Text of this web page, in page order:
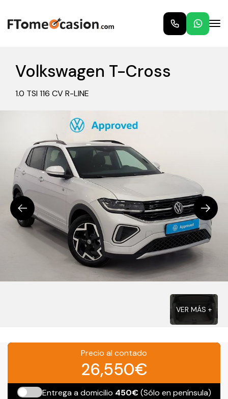
Volkswagen T-Cross
1.0 TSI 116 CV R-LINE
VER MÁS +
Precio al contado
26,550€
Entrega a domicilio 450€(Sólo en península)